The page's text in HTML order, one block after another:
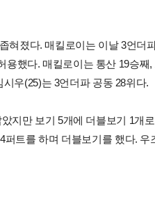
혀졌다. 매킬로이는 이날 3언더
했다. 매킬로이는 통산 19승째
우(25)는 3언더파 공동 28위다.
지만 보기 5개에 더블보기 1개
트를 하며 더블보기를 했다.